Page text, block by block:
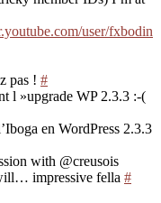
user/fxbodin
pas ! #
l »upgrade WP 2.3.3 :-(
en WordPress 2.3.3
with @creusois
impressive fella #